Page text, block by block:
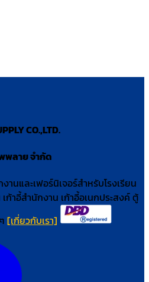
CO.,LTD.
พลาย จำกัด
านและเฟอร์นิเจอร์สำหรับโรงเรียน
ก้าอี้สำนักงาน เก้าอี้อเนกประสงค์ ตู้
[เกี่ยวกับเรา]